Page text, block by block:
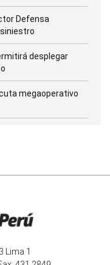
Defensa
desplegar
megaoperativo
Lima 1